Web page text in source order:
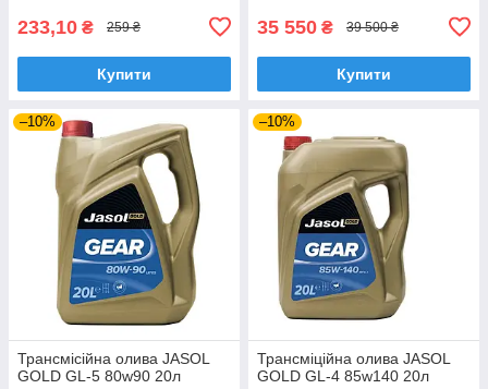
233,10 ₴ 259 ₴
Купити
35 550 ₴ 39 500 ₴
Купити
–10%
Трансмісійна олива JASOL
GOLD GL-5 80w90 20л
–10%
Трансміційна олива JASOL
GOLD GL-4 85w140 20л